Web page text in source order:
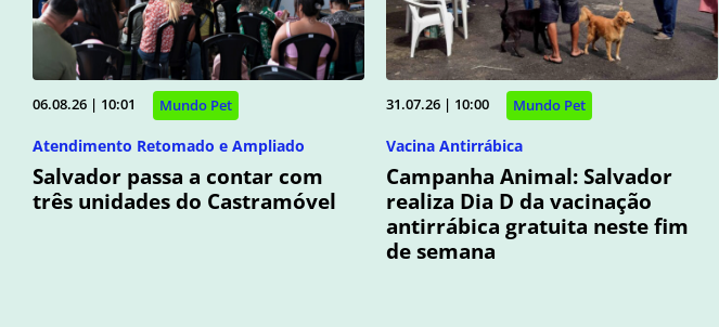
06.08.26 | 10:01 Mundo Pet
Atendimento Retomado e Ampliado
Salvador passa a contar com
três unidades do Castramóvel
31.07.26 | 10:00 Mundo Pet
Vacina Antirrábica
Campanha Animal: Salvador
realiza Dia D da vacinação
antirrábica gratuita neste fim
de semana